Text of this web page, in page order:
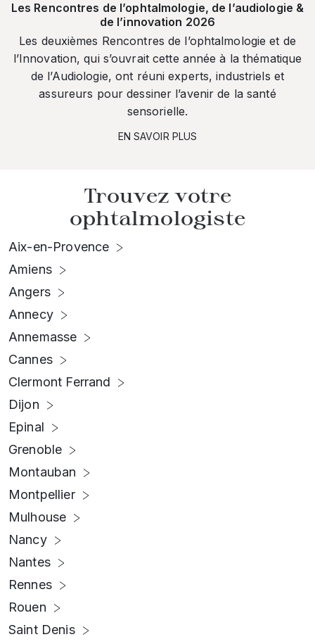
Les Rencontres de l’ophtalmologie, de l’audiologie &
de l’innovation 2026
Les deuxièmes Rencontres de l’ophtalmologie et de
l’Innovation, qui s’ouvrait cette année à la thématique
de l’Audiologie, ont réuni experts, industriels et
assureurs pour dessiner l’avenir de la santé
sensorielle.
EN SAVOIR PLUS
Trouvez votre
ophtalmologiste
Aix-en-Provence
Amiens
Angers
Annecy
Annemasse
Cannes
Clermont Ferrand
Dijon
Epinal
Grenoble
Montauban
Montpellier
Mulhouse
Nancy
Nantes
Rennes
Rouen
Saint Denis